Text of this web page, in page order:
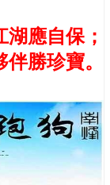
應自保；
勝珍寶。